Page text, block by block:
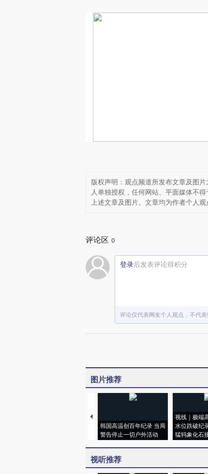
版权声明：观点频道所发布文章及图
人单独授权，任何网站、平面媒体不
上述文章及图片。文章均为作者个人观
评论区 0
登录后发表评论得积分
评论仅代表网友个人观点，不代
图片推荐
韩国高温创百年纪录 当局
警告停止一切户外活动
视线｜极端
水位跌破纪
猛犸象化石
视听推荐